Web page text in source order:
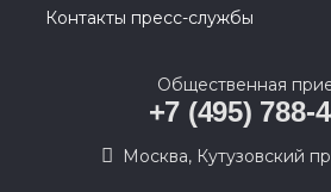
Контакты пресс-службы
Общественная
+7 (495) 788-
Москва, Кутузовский